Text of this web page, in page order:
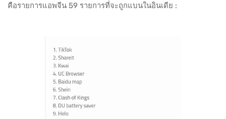
คือรายการแอพจีน 59 รายการที่จะถูกแบนในอินเดีย​ :